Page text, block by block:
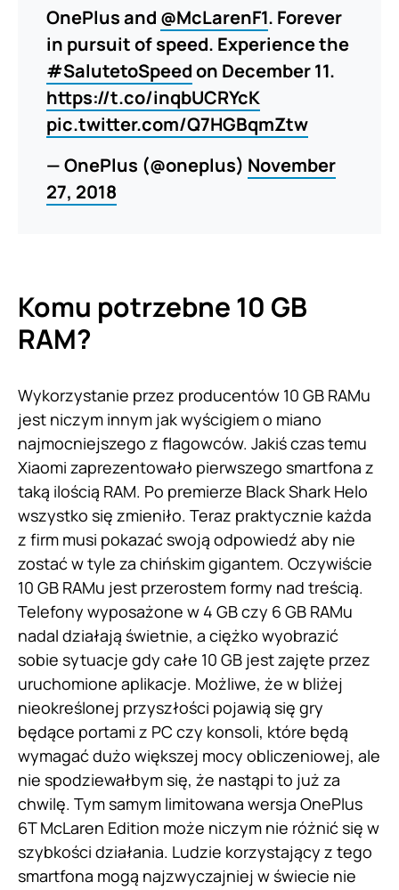
OnePlus and @McLarenF1. Forever
in pursuit of speed. Experience the
#SalutetoSpeedon December 11.
https://t.co/inqbUCRYcK
pic.twitter.com/Q7HGBqmZtw
— OnePlus (@oneplus) November
27, 2018
Komu potrzebne 10 GB
RAM?
Wykorzystanie przez producentów 10 GB RAMu
jest niczym innym jak wyścigiem o miano
najmocniejszego z flagowców. Jakiś czas temu
Xiaomi zaprezentowało pierwszego smartfona z
taką ilością RAM. Po premierze Black Shark Helo
wszystko się zmieniło. Teraz praktycznie każda
z firm musi pokazać swoją odpowiedź aby nie
zostać w tyle za chińskim gigantem. Oczywiście
10 GB RAMu jest przerostem formy nad treścią.
Telefony wyposażone w 4 GB czy 6 GB RAMu
nadal działają świetnie, a ciężko wyobrazić
sobie sytuacje gdy całe 10 GB jest zajęte przez
uruchomione aplikacje. Możliwe, że w bliżej
nieokreślonej przyszłości pojawią się gry
będące portami z PC czy konsoli, które będą
wymagać dużo większej mocy obliczeniowej, ale
nie spodziewałbym się, że nastąpi to już za
chwilę. Tym samym limitowana wersja OnePlus
6T McLaren Edition może niczym nie różnić się w
szybkości działania. Ludzie korzystający z tego
smartfona mogą najzwyczajniej w świecie nie